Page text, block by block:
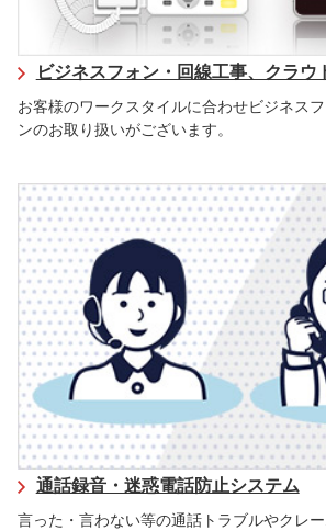
ビジネスフォン・回線工事、クラウ
お客様のワークスタイルに合わせビジネス
ンのお取り扱いがございます。
通話録音・迷惑電話防止システム
言った・言わない等の通話トラブルやクレ